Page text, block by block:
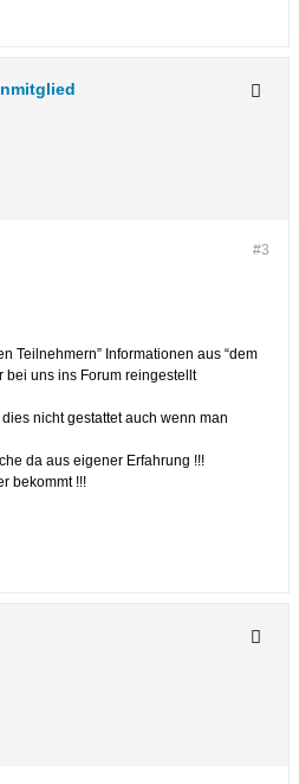
#3
Teilnehmern” Informationen aus “dem
bei uns ins Forum reingestellt
nicht gestattet auch wenn man
da aus eigener Erfahrung !!!
bekommt !!!